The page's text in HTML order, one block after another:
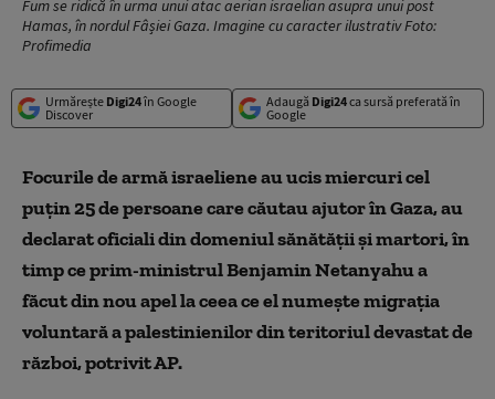
Fum se ridică în urma unui atac aerian israelian asupra unui post
Hamas, în nordul Fâșiei Gaza. Imagine cu caracter ilustrativ Foto:
Profimedia
Urmărește Digi24în Google
Discover
Adaugă Digi24ca sursă preferată în
Google
Focurile de armă israeliene au ucis miercuri cel
puţin 25 de persoane care căutau ajutor în Gaza, au
declarat oficiali din domeniul sănătăţii şi martori, în
timp ce prim-ministrul Benjamin Netanyahu a
făcut din nou apel la ceea ce el numeşte migraţia
voluntară a palestinienilor din teritoriul devastat de
război, potrivit AP.